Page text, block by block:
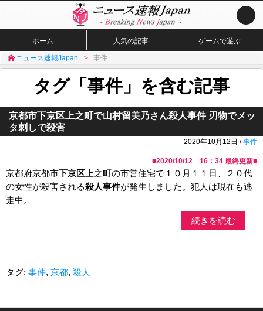
ホーム 人気の記事 ゲームで遊ぶ
ニュース速報Japan 事件
タグ「事件」を含む記事
京都市下京区上之町で山村留美乃さん殺人事件 刃物でメッ
タ刺しで殺害
2020年10月12日 /事件
■2020/10/12 16：34 最終更新■
京都府京都市下京区 上之町の市営住宅で１０月１１日、２０代
の女性が殺害される殺人事件が発生しました。犯人は現在も逃
走中。
続きを読む
タグ: 事件, 京都, 殺人